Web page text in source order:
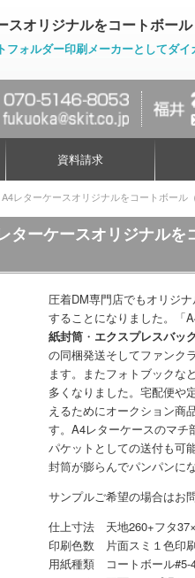
スオリジナルをコートボー
ォルダー印刷メーカーとしてダ
資料請求
A4レターケースオリジナルをコートボール
ーケースオリジナルを
圧着DM専門店でもオリジ
することになりました。「
紙封筒 ・ エクスプレスバッ
の同梱発送そしてファンク
ます。またフォトブックな
多くなりました。宅配便や
えるためにオークション商
す。A4レターケースのマチ
パケットとしての送付も可
封筒が膨らんでパンパンに
サンプルご希望の場合はお
仕上寸法 天地260+フタ
印刷色数 片面スミ１色印
用紙種類 コートボール#5-